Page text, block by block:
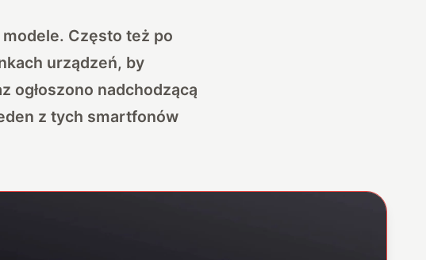
Często też po
urządzeń, by
ogłoszono nadchodzącą
z tych smartfonów